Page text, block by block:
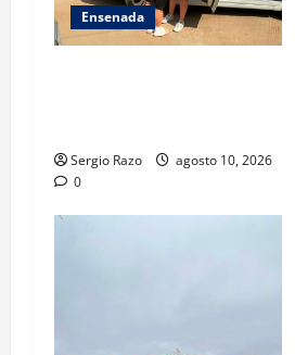
Ensenada
Sergio Razo
agosto 10, 2026
0